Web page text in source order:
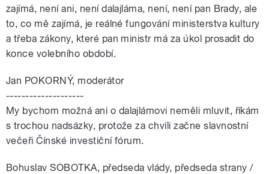
zajímá, není ani, není dalajláma, není, není pan Brady, ale
to, co mě zajímá, je reálné fungování ministerstva kultury
a třeba zákony, které pan ministr má za úkol prosadit do
konce volebního období.
Jan POKORNÝ, moderátor
--------------------
My bychom možná ani o dalajlámovi neměli mluvit, říkám
s trochou nadsázky, protože za chvíli začne slavnostní
večeři Čínské investiční fórum.
Bohuslav SOBOTKA, předseda vlády, předseda strany /